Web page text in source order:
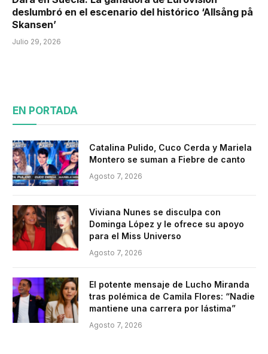
deslumbró en el escenario del histórico ‘Allsång på
Skansen’
Julio 29, 2026
EN PORTADA
Catalina Pulido, Cuco Cerda y Mariela
Montero se suman a Fiebre de canto
Agosto 7, 2026
Viviana Nunes se disculpa con
Dominga López y le ofrece su apoyo
para el Miss Universo
Agosto 7, 2026
El potente mensaje de Lucho Miranda
tras polémica de Camila Flores: “Nadie
mantiene una carrera por lástima”
Agosto 7, 2026